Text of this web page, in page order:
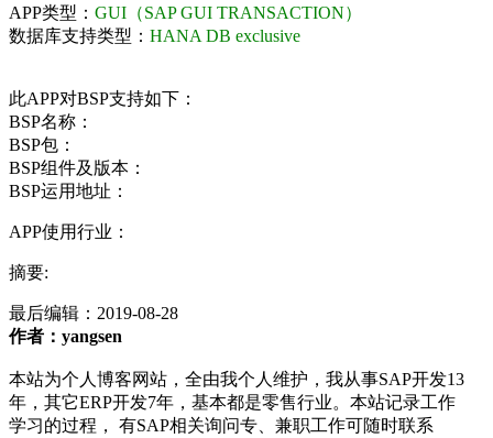
APP类型： GUI（SAP GUI TRANSACTION）
数据库支持类型： HANA DB exclusive
此APP对BSP支持如下：
BSP名称：
BSP包：
BSP组件及版本：
BSP运用地址：
APP使用行业：
摘要:
最后编辑： 2019-08-28
作者：yangsen
本站为个人博客网站，全由我个人维护，我从事SAP开发13
年，其它ERP开发7年，基本都是零售行业。本站记录工作
学习的过程， 有SAP相关询问专、兼职工作可随时联系